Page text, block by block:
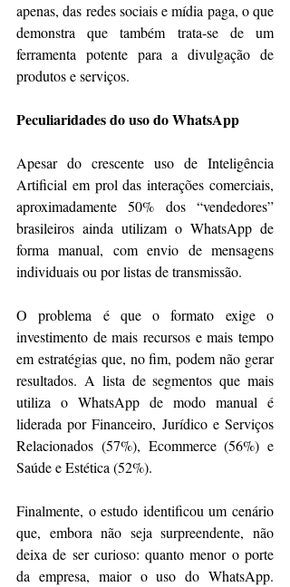
apenas, das redes sociais e mídia paga, o que
demonstra que também trata-se de um
ferramenta potente para a divulgação de
produtos e serviços.
Peculiaridades do uso do WhatsApp
Apesar do crescente uso de Inteligência
Artificial em prol das interações comerciais,
aproximadamente 50% dos “vendedores”
brasileiros ainda utilizam o WhatsApp de
forma manual, com envio de mensagens
individuais ou por listas de transmissão.
O problema é que o formato exige o
investimento de mais recursos e mais tempo
em estratégias que, no fim, podem não gerar
resultados. A lista de segmentos que mais
utiliza o WhatsApp de modo manual é
liderada por Financeiro, Jurídico e Serviços
Relacionados (57%), Ecommerce (56%) e
Saúde e Estética (52%).
Finalmente, o estudo identificou um cenário
que, embora não seja surpreendente, não
deixa de ser curioso: quanto menor o porte
da empresa, maior o uso do WhatsApp.